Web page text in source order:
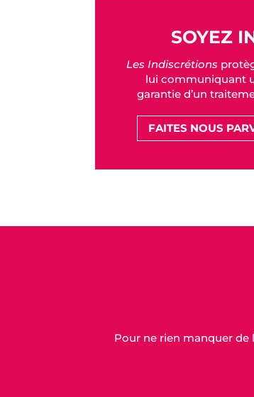
SOYEZ
Les Indiscrétions
lui communiquant
garantie d’un
FAITES NOUS
Pour ne rien manquer de